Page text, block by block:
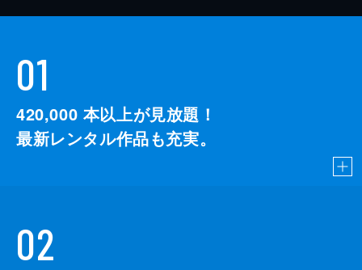
01
420,000 本以上が見放題！
最新レンタル作品も充実。
02